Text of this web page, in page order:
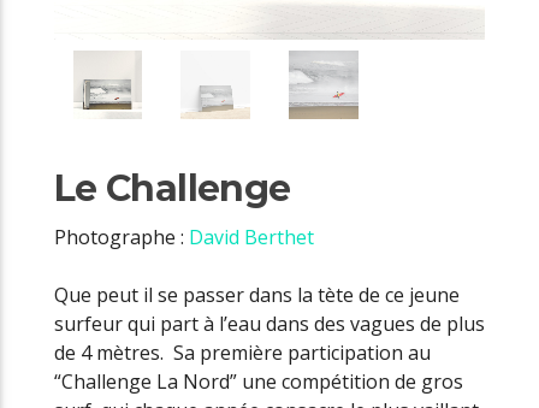
Le Challenge
Photographe : David Berthet
Que peut il se passer dans la tète de ce jeune
surfeur qui part à l’eau dans des vagues de plus
de 4 mètres. Sa première participation au
“Challenge La Nord” une compétition de gros